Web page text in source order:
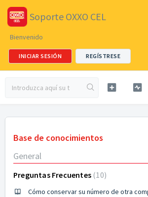
Soporte OXXO CEL
Bienvenido
INICIAR SESIÓN REGÍSTRESE
Base de conocimientos
General
Preguntas Frecuentes 10
Cómo conservar su número de otra